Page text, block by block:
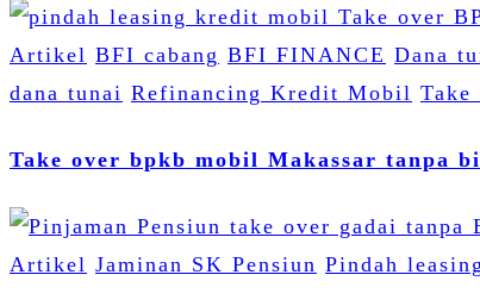
Artikel BFI cabang BFI FINANCE Dana
dana tunai Refinancing Kredit Mobil Take
Take over bpkb mobil Makassar tanpa
Artikel Jaminan SK Pensiun Pindah leasing